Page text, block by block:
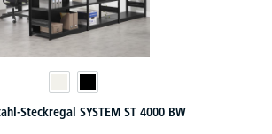
Steckregal SYSTEM ST 4000 BW